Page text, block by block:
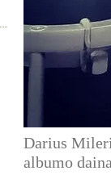
Darius
albumo